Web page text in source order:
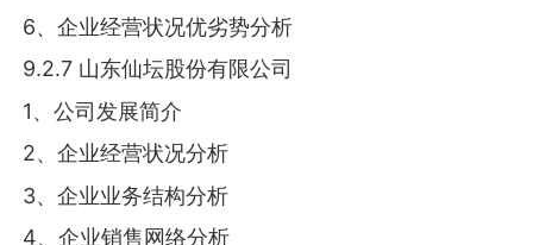
6、企业经营状况优劣势分析
9.2.7 山东仙坛股份有限公司
1、公司发展简介
2、企业经营状况分析
3、企业业务结构分析
4、企业销售网络分析